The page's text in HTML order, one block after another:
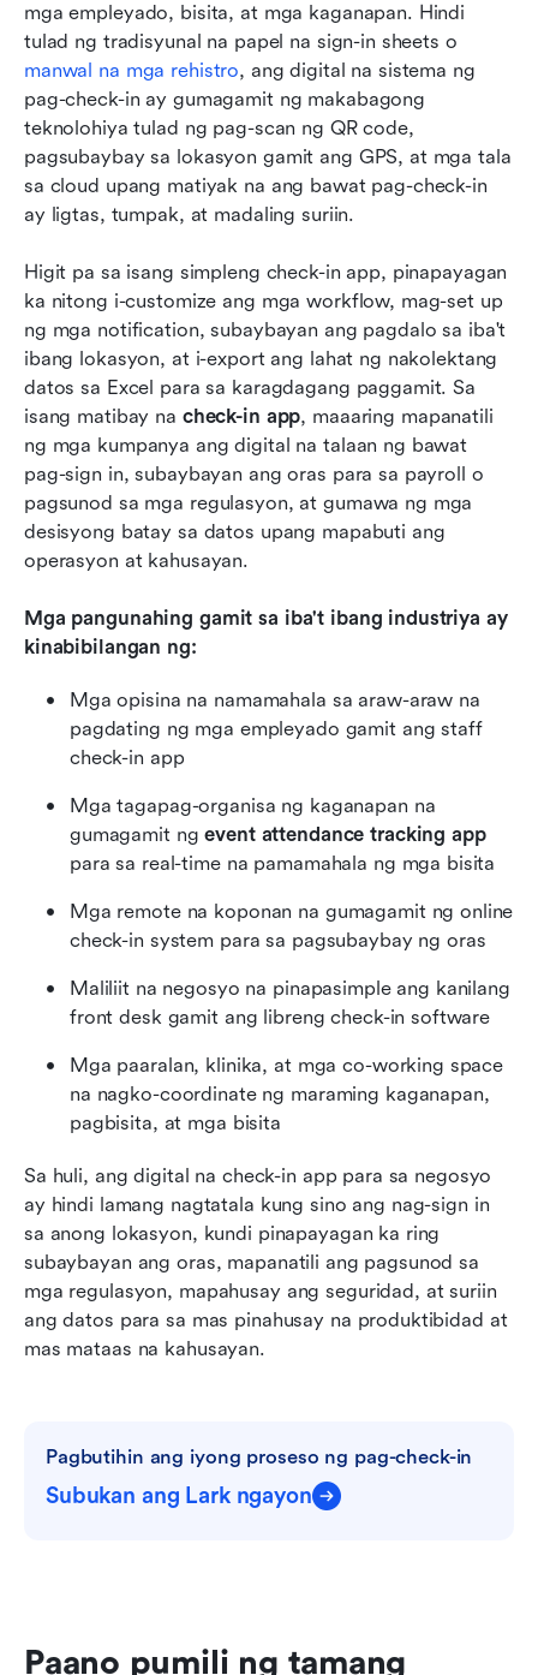
mga empleyado, bisita, at mga kaganapan. Hindi
manwal na mga rehistro, ang digital na sistema ng
pag-check-in ay gumagamit ng makabagong
teknolohiya tulad ng pag-scan ng QR code,
pagsubaybay sa lokasyon gamit ang GPS, at mga tala
sa cloud upang matiyak na ang bawat pag-check-in
ay ligtas, tumpak, at madaling suriin.
Higit pa sa isang simpleng check-in app, pinapayagan
ka nitong i-customize ang mga workflow, mag-set up
ng mga notification, subaybayan ang pagdalo sa iba't
ibang lokasyon, at i-export ang lahat ng nakolektang
datos sa Excel para sa karagdagang paggamit. Sa
isang matibay na check-in app, maaaring mapanatili
ng mga kumpanya ang digital na talaan ng bawat
pag-sign in, subaybayan ang oras para sa payroll o
pagsunod sa mga regulasyon, at gumawa ng mga
desisyong batay sa datos upang mapabuti ang
operasyon at kahusayan.
Mga pangunahing gamit sa iba't ibang industriya ay
kinabibilangan ng:
Mga opisina na namamahala sa araw-araw na
pagdating ng mga empleyado gamit ang staff
check-in app
Mga tagapag-organisa ng kaganapan na
gumagamit ng event attendance tracking app
para sa real-time na pamamahala ng mga bisita
Mga remote na koponan na gumagamit ng online
check-in system para sa pagsubaybay ng oras
Maliliit na negosyo na pinapasimple ang kanilang
front desk gamit ang libreng check-in software
Mga paaralan, klinika, at mga co-working space
na nagko-coordinate ng maraming kaganapan,
pagbisita, at mga bisita
Sa huli, ang digital na check-in app para sa negosyo
ay hindi lamang nagtatala kung sino ang nag-sign in
sa anong lokasyon, kundi pinapayagan ka ring
subaybayan ang oras, mapanatili ang pagsunod sa
mga regulasyon, mapahusay ang seguridad, at suriin
ang datos para sa mas pinahusay na produktibidad at
mas mataas na kahusayan.
Pagbutihin ang iyong proseso ng pag-check-in
Subukan ang Lark ngayon
Paano pumili ng tamang